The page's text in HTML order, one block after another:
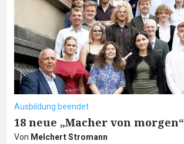
Ausbildung beendet
18 neue „Macher von morgen“
Von Melchert Stromann